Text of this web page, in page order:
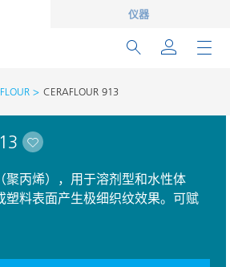
仪器
CERAFLOUR 913
聚丙烯），用于溶剂型和水性体
塑料表面产生极细织纹效果。可赋